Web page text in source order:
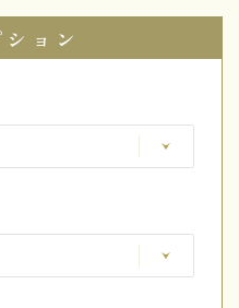
ョン